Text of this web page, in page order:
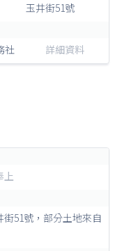
玉井街51號
社 詳細資料
上
51號，部分土地來自